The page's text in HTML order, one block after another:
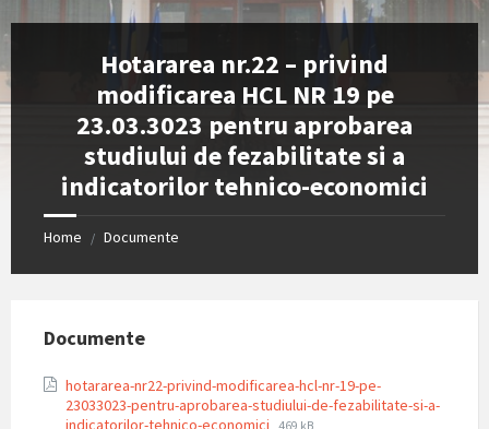
Hotararea nr.22 – privind
modificarea HCL NR 19 pe
23.03.3023 pentru aprobarea
studiului de fezabilitate si a
indicatorilor tehnico-economici
Home / Documente
Documente
hotararea-nr22-privind-modificarea-hcl-nr-19-pe-
23033023-pentru-aprobarea-studiului-de-fezabilitate-si-a-
indicatorilor-tehnico-economici File
File
469 kB